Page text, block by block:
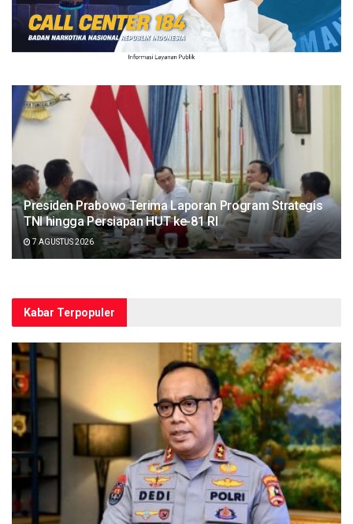
Presiden Prabowo Terima Laporan Program Strategis
TNI hingga Persiapan HUT ke-81 RI
7 AGUSTUS 2026
Kabar Terpopuler